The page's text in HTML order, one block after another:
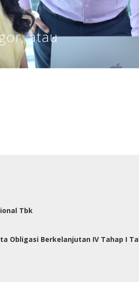
atau
Tbk
Obligasi Berkelanjutan IV Tahap I